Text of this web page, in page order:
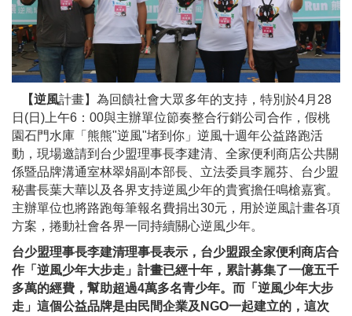
【逆風計畫】為回饋社會大眾多年的支持，特別於4月28
日(日)上午6：00與主辦單位節奏整合行銷公司合作，假桃
園石門水庫「熊熊"逆風"堵到你」逆風十週年公益路跑活
動，現場邀請到台少盟理事長李建清、全家便利商店公共關
係暨品牌溝通室林翠娟副本部長、立法委員李麗芬、台少盟
秘書長葉大華以及各界支持逆風少年的貴賓擔任鳴槍嘉賓。
主辦單位也將路跑每筆報名費捐出30元，用於逆風計畫各項
方案，捲動社會各界一同持續關心逆風少年。
台少盟理事長李建清理事長表示，台少盟跟全家便利商店合
作「逆風少年大步走」計畫已經十年，累計募集了一億五千
多萬的經費，幫助超過4萬多名青少年。而「逆風少年大步
走」這個公益品牌是由民間企業及NGO一起建立的，這次